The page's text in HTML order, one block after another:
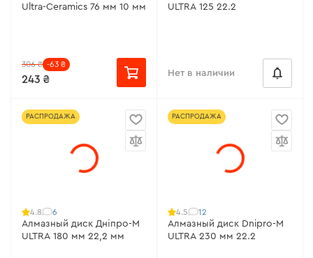
Ultra-Ceramics 76 мм 10 мм
306 ₴ -63 ₴
243 ₴
ULTRA 125 22.2
Нет в наличии
РАСПРОДАЖА
4.8 6
Алмазный диск Дніпро-М
ULTRA 180 мм 22,2 мм
РАСПРОДАЖА
4.5 12
Алмазный диск Dnipro-M
ULTRA 230 мм 22.2